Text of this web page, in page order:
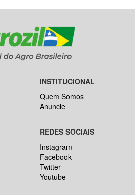
INSTITUCIONAL
Quem Somos
Anuncie
REDES SOCIAIS
Instagram
Facebook
Twitter
Youtube